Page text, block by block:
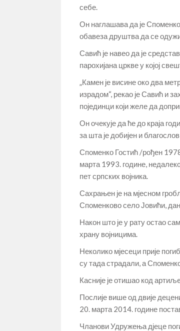
себе.
Он наглашава да је Споменко
обавеза друштва да се
Савић је навео да је
парохијана цркве у којој
„Камен је висине око два
израдом“, рекао је Савић и
појединци који желе да
Он очекује да ће до краја
за шта је добијен и
Споменко Гостић /рођен
марта 1993. године,
пет српских војника.
Сахрањен је на мјесном
Споменково село Јовићи,
Након што је у рату остао
храну војницима.
Неколико мјесеци прије
су тада страдали, а
Касније је отишао код
Послије више од двије
20. марта 2014. године
Чланови Удружења дјеце